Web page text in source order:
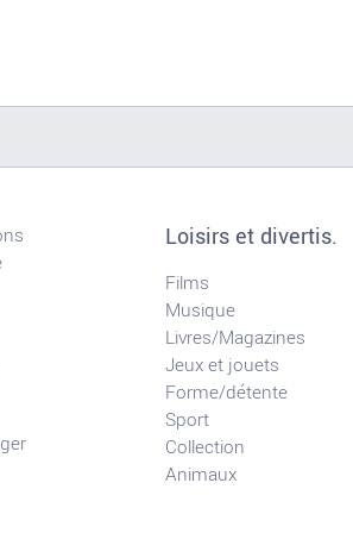
Loisirs et divertis.
Films
Musique
Livres/Magazines
Jeux et jouets
Forme/détente
Sport
Collection
Animaux